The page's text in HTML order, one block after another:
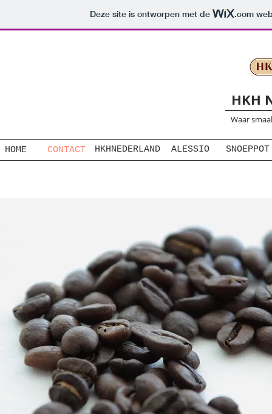
Deze site is ontworpen met de .com
HKH
Waar
HOME CONTACT HKHNEDERLAND ALESSIO SNOEPPOT